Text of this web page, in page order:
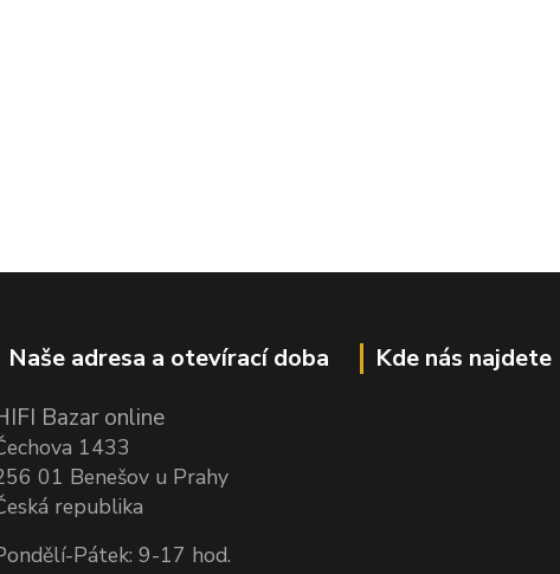
Naše adresa a otevírací doba
Bazar online
1433
01 Benešov u Prahy
republika
Pátek: 9-17 hod.
Kde nás najdete